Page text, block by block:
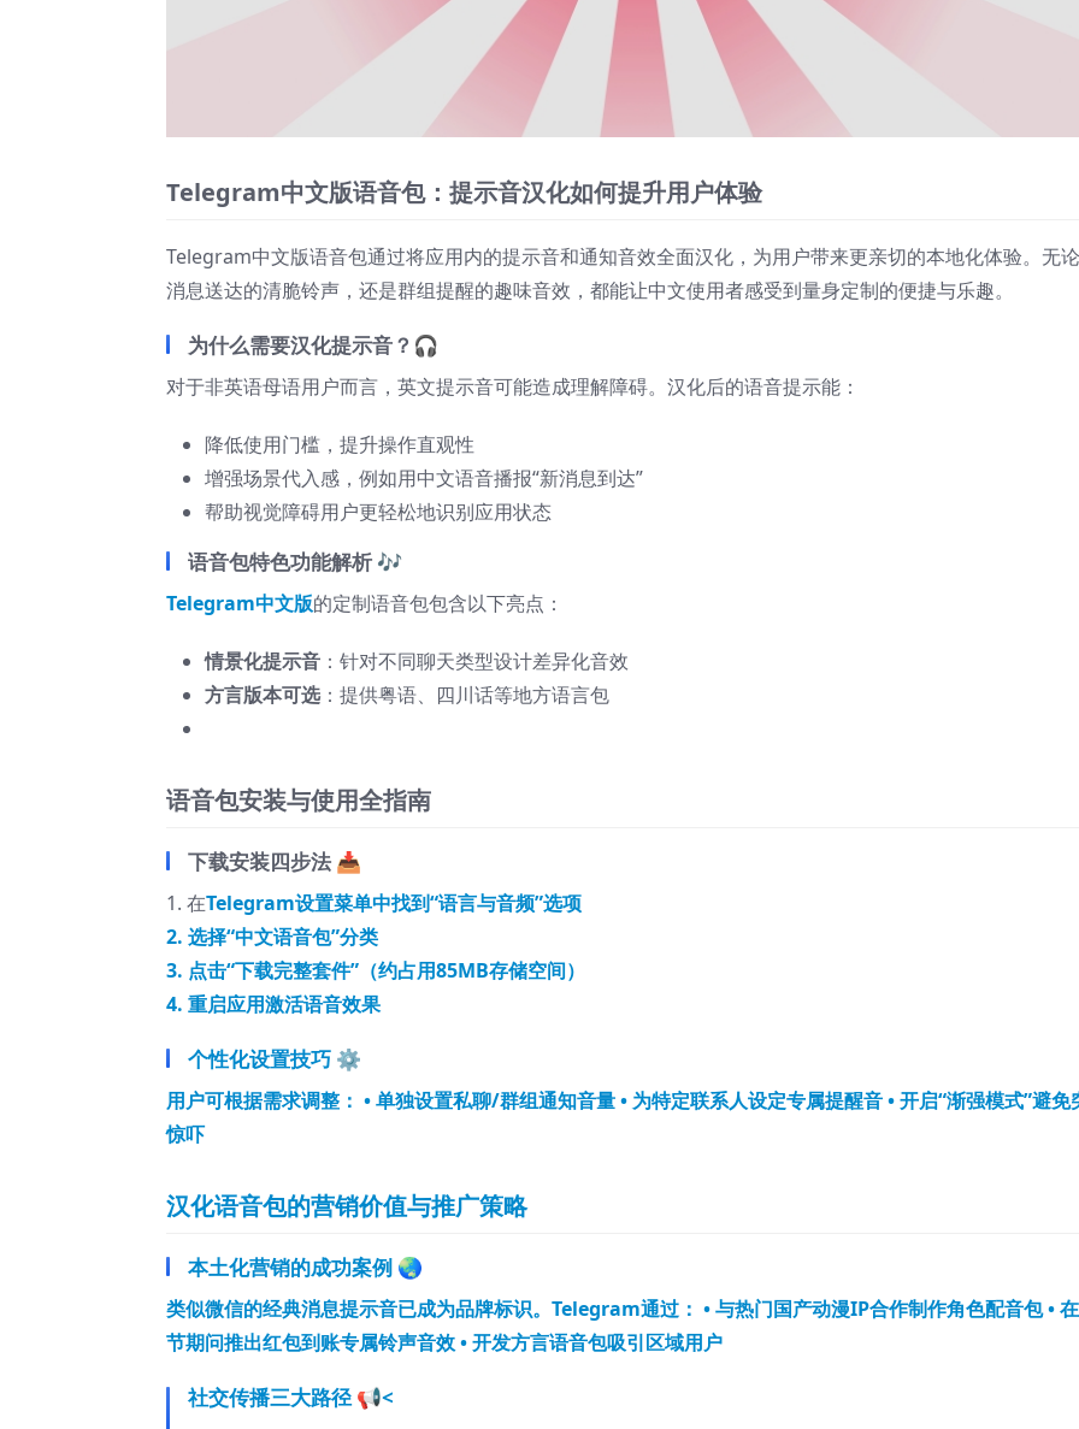
Telegram中文版语音包：提示音汉化如何提升用户体验
Telegram中文版语音包通过将应用内的提示音和通知音效全面汉化，为用户带来更亲切的本地化体验。无
消息送达的清脆铃声，还是群组提醒的趣味音效，都能让中文使用者感受到量身定制的便捷与乐趣。
为什么需要汉化提示音？🎧
对于非英语母语用户而言，英文提示音可能造成理解障碍。汉化后的语音提示能：
降低使用门槛，提升操作直观性
增强场景代入感，例如用中文语音播报“新消息到达”
帮助视觉障碍用户更轻松地识别应用状态
语音包特色功能解析 🎶
Telegram中文版的定制语音包包含以下亮点：
情景化提示音 ：针对不同聊天类型设计差异化音效
方言版本可选 ：提供粤语、四川话等地方语言包
语音包安装与使用全指南
下载安装四步法 📥
1. 在Telegram设置菜单中找到“语言与音频”选项
2. 选择“中文语音包”分类
3. 点击“下载完整套件”（约占用85MB存储空间）
4. 重启应用激活语音效果
个性化设置技巧 ⚙️
用户可根据需求调整： • 单独设置私聊/群组通知音量 • 为特定联系人设定专属提醒音 • 开启“渐强模式”避免
惊吓
汉化语音包的营销价值与推广策略
本土化营销的成功案例 🌏
类似微信的经典消息提示音已成为品牌标识。Telegram通过： • 与热门国产动漫IP合作制作角色配音包 •
节期问推出红包到账专属铃声音效 • 开发方言语音包吸引区域用户
社交传播三大路径 📢<